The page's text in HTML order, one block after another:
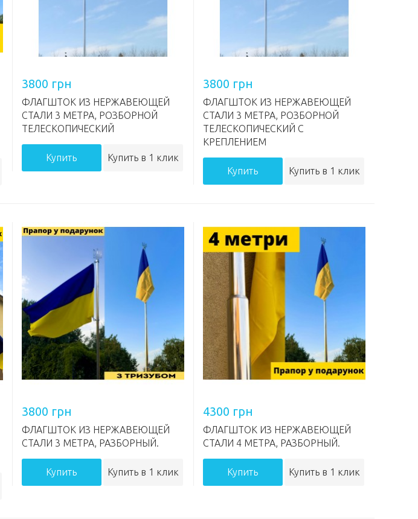
3800 грн
ФЛАГШТОК ИЗ НЕРЖАВЕЮЩЕЙ
СТАЛИ 3 МЕТРА, РОЗБОРНОЙ
ТЕЛЕСКОПИЧЕСКИЙ
Купить Купить в 1 клик
3800 грн
ФЛАГШТОК ИЗ НЕРЖАВЕЮЩЕЙ
СТАЛИ 3 МЕТРА, РОЗБОРНОЙ
ТЕЛЕСКОПИЧЕСКИЙ С
КРЕПЛЕНИЕМ
Купить Купить в 1 клик
3800 грн
ФЛАГШТОК ИЗ НЕРЖАВЕЮЩЕЙ
СТАЛИ 3 МЕТРА, РАЗБОРНЫЙ.
Купить Купить в 1 клик
4300 грн
ФЛАГШТОК ИЗ НЕРЖАВЕЮЩЕЙ
СТАЛИ 4 МЕТРА, РАЗБОРНЫЙ.
Купить Купить в 1 клик